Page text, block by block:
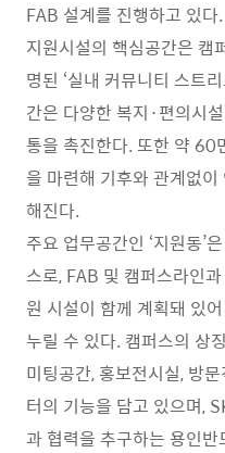
FAB 설계를 진행하고 있다.
지원시설의 핵심공간은
명된 ‘실내 커뮤니티 스트
간은 다양한 복지·편의시
통을 촉진한다. 또한 약 60
을 마련해 기후와 관계없
해진다.
주요 업무공간인 ‘지원동’
스로, FAB 및 캠퍼스라인
원 시설이 함께 계획돼 있
누릴 수 있다. 캠퍼스의 상
미팅공간, 홍보전시실, 방
터의 기능을 담고 있으며,
과 협력을 추구하는 용인